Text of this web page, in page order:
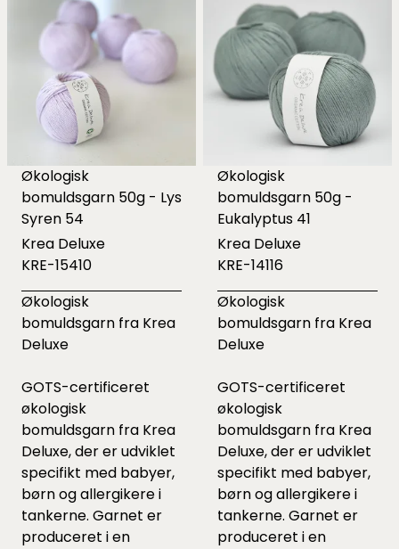
Økologisk
bomuldsgarn 50g - Lys
Syren 54
Krea Deluxe
KRE-15410
Økologisk
bomuldsgarn fra Krea
Deluxe
GOTS-certificeret
økologisk
bomuldsgarn fra Krea
Deluxe, der er udviklet
specifikt med babyer,
børn og allergikere i
tankerne. Garnet er
produceret i en
Økologisk
bomuldsgarn 50g -
Eukalyptus 41
Krea Deluxe
KRE-14116
Økologisk
bomuldsgarn fra Krea
Deluxe
GOTS-certificeret
økologisk
bomuldsgarn fra Krea
Deluxe, der er udviklet
specifikt med babyer,
børn og allergikere i
tankerne. Garnet er
produceret i en